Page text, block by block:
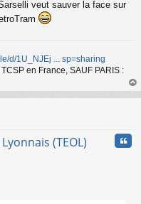
veut sauver la face sur
d/1U_NJEj ... sp=sharing
en France, SAUF PARIS :
au
(TEOL)